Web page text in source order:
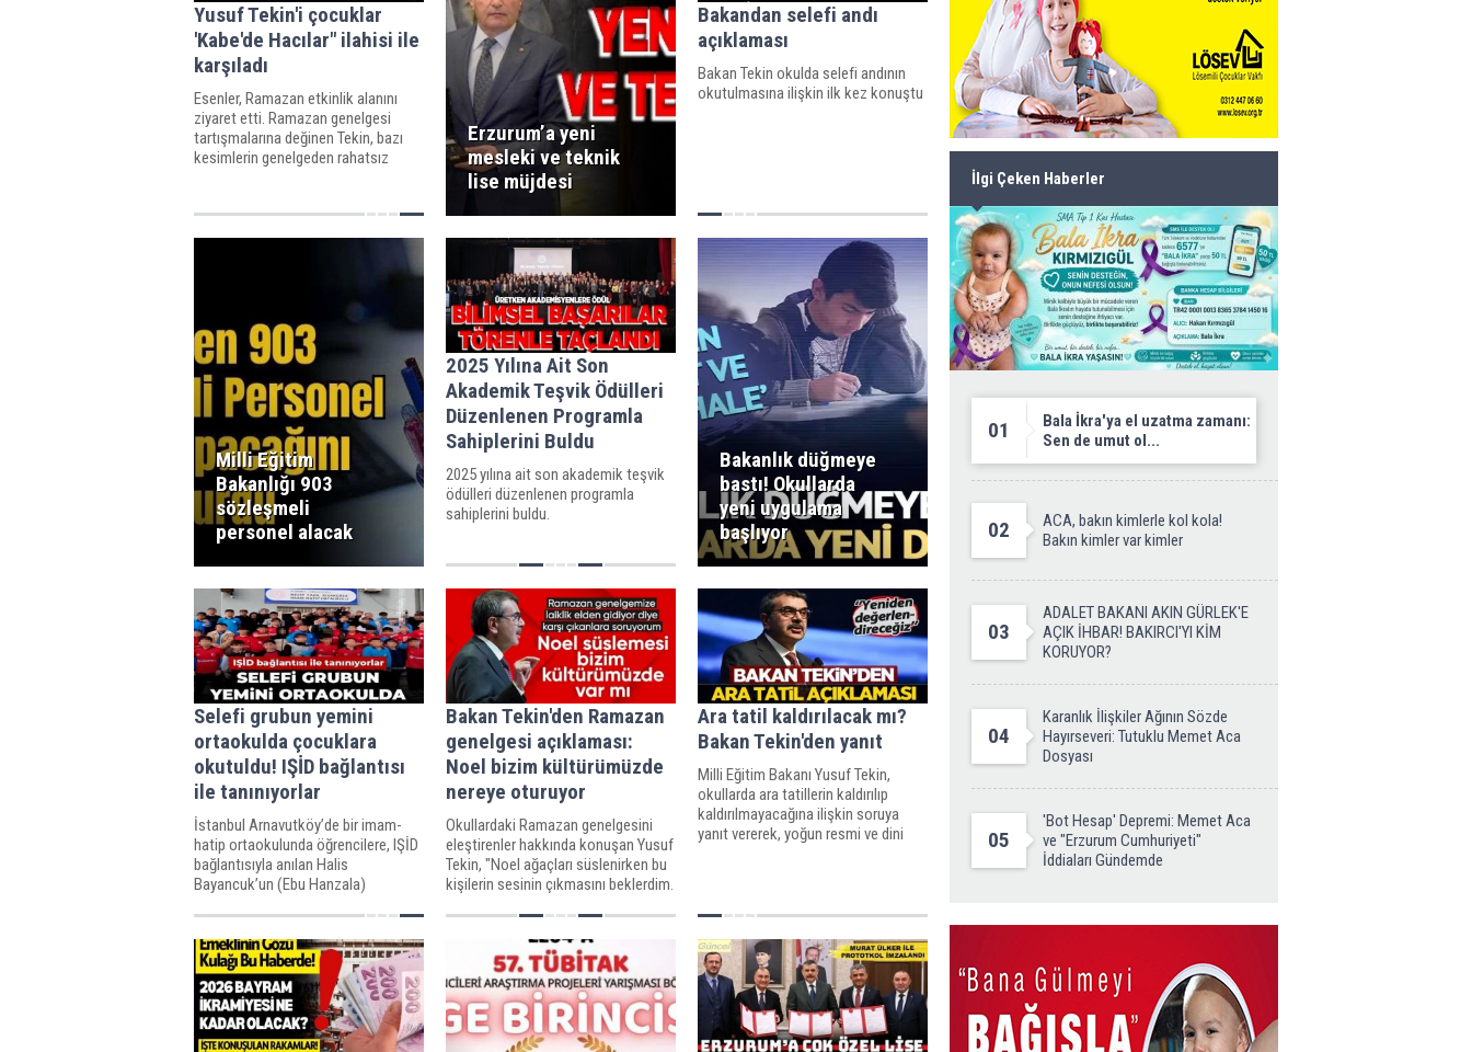
Yusuf Tekin'i çocuklar
'Kabe'de Hacılar" ilahisi ile
karşıladı
Esenler, Ramazan etkinlik alanını
ziyaret etti. Ramazan genelgesi
tartışmalarına değinen Tekin, bazı
kesimlerin genelgeden rahatsız
Çocuklar, Tekin'e "Kabe'de Hacılar"
ilahisi söyledi
Erzurum’a yeni
mesleki ve teknik
lise müjdesi
Bakandan selefi andı
açıklaması
Bakan Tekin okulda selefi andının
okutulmasına ilişkin ilk kez konuştu
Milli Eğitim
Bakanlığı 903
sözleşmeli
personel alacak
2025 Yılına Ait Son
Akademik Teşvik Ödülleri
Düzenlenen Programla
Sahiplerini Buldu
2025 yılına ait son akademik teşvik
ödülleri düzenlenen programla
sahiplerini buldu.
Bakanlık düğmeye
bastı! Okullarda
yeni uygulama
başlıyor
Selefi grubun yemini
ortaokulda çocuklara
okutuldu! IŞİD bağlantısı
ile tanınıyorlar
İstanbul Arnavutköy’de bir imam-
hatip ortaokulunda öğrencilere, IŞİD
bağlantısıyla anılan Halis
Bayancuk’un (Ebu Hanzala)
Andı”nın okutulduğu görüntüler
sosyal medyada yayıldı.
Bakan Tekin'den Ramazan
genelgesi açıklaması:
Noel bizim kültürümüzde
nereye oturuyor
Okullardaki Ramazan genelgesini
eleştirenler hakkında konuşan Yusuf
Tekin, "Noel ağaçları süslenirken bu
kişilerin sesinin çıkmasını beklerdim.
kültürümüzde Noel nereye oturuyor?
Bunu söylemelerini beklerdim" dedi.
Ara tatil kaldırılacak mı?
Bakan Tekin'den yanıt
Milli Eğitim Bakanı Yusuf Tekin,
okullarda ara tatillerin kaldırılıp
kaldırılmayacağına ilişkin soruya
yanıt vererek, yoğun resmi ve dini
İlgi Çeken Haberler
01
Bala İkra'ya el uzatma zamanı:
Sen de umut ol...
02
ACA, bakın kimlerle kol kola!
Bakın kimler var kimler
03
ADALET BAKANI AKIN GÜRLEK'E
AÇIK İHBAR! BAKIRCI'YI KİM
KORUYOR?
04
Karanlık İlişkiler Ağının Sözde
Hayırseveri: Tutuklu Memet Aca
Dosyası
05
'Bot Hesap' Depremi: Memet Aca
ve "Erzurum Cumhuriyeti"
İddiaları Gündemde